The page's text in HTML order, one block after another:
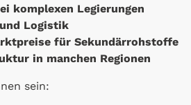
komplexen Legierungen
Logistik
für Sekundärrohstoffe
in manchen Regionen
sein: